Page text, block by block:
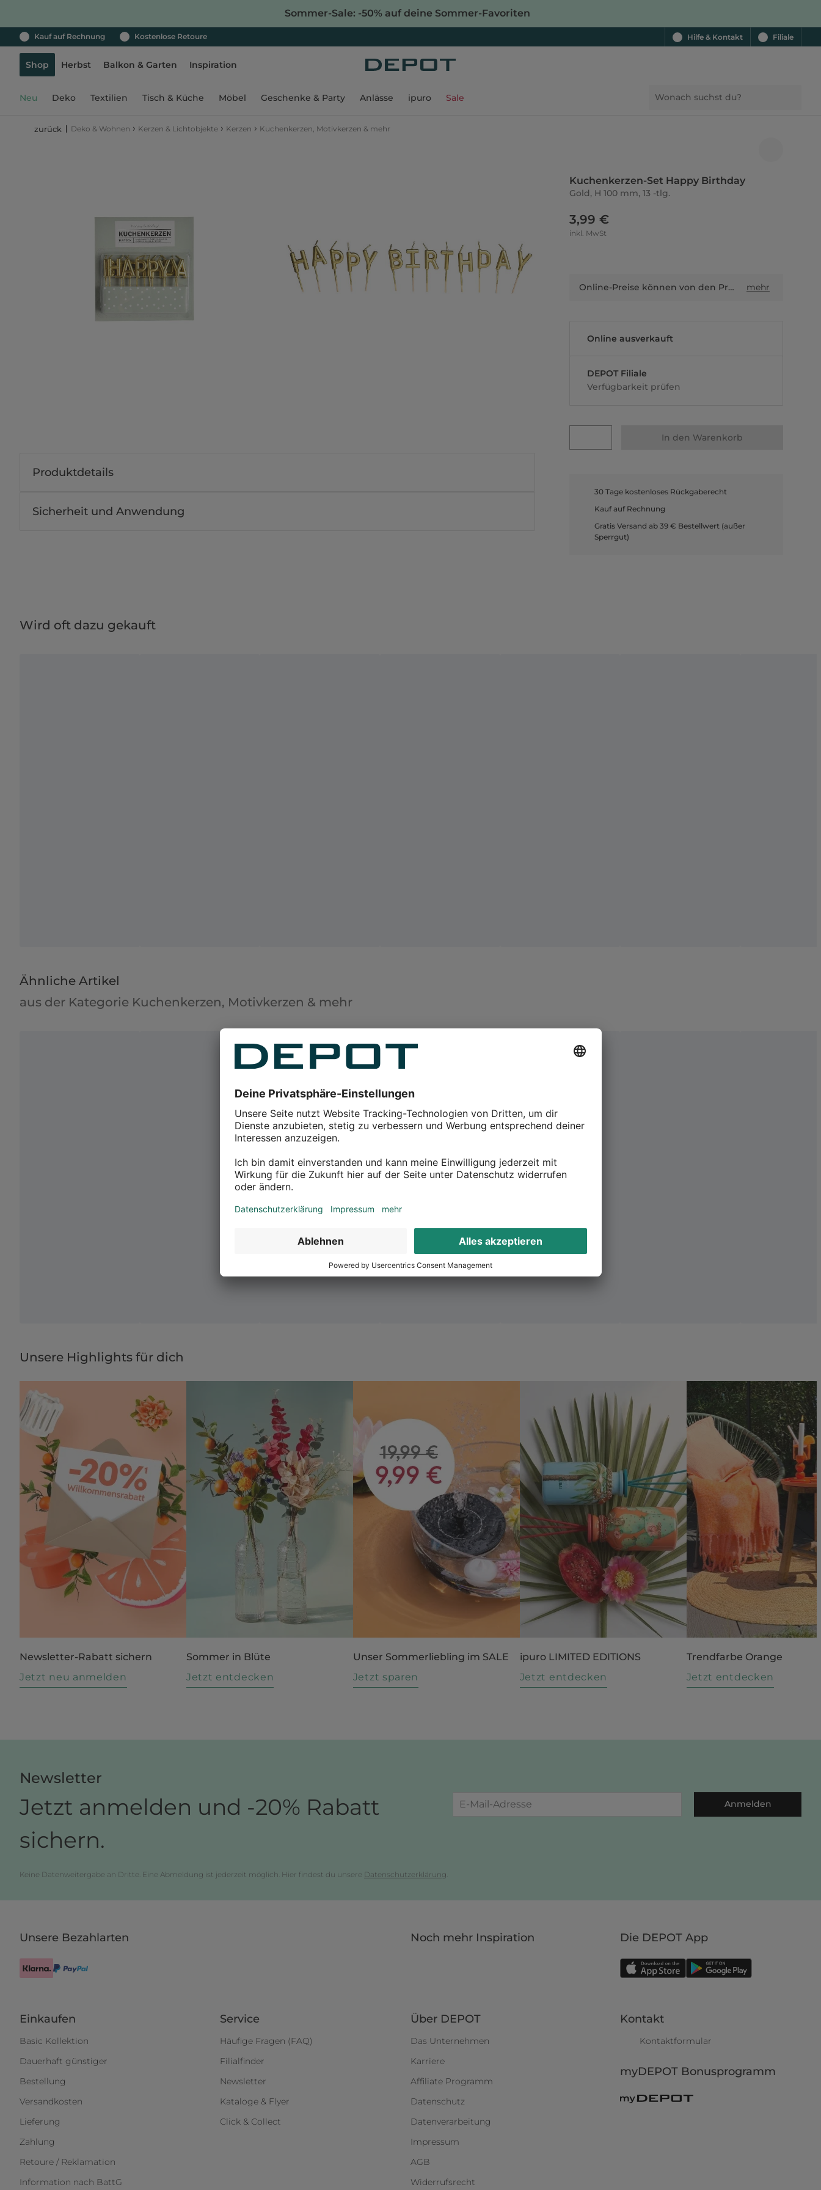
Sommer-Sale: -50% auf deine Sommer-Favoriten
Kauf auf Rechnung Kostenlose Retoure Hilfe & Kontakt Filiale
Shop Herbst Balkon & Garten Inspiration
Neu Deko Textilien Tisch & Küche Möbel Geschenke & Party Anlässe ipuro Sale
zurück Deko & Wohnen › Kerzen & Lichtobjekte › Kerzen › Kuchenkerzen, Motivkerzen & mehr
Kuchenkerzen-Set Happy Birthday
Gold, H 100 mm, 13 -tlg.
3,99 €
inkl. MwSt
Online-Preise können von den Preisen in Filialen sowie Shop-in-Shop-Flächen abweichen. mehr
Online ausverkauft
DEPOT Filiale
Verfügbarkeit prüfen
In den Warenkorb
30 Tage kostenloses Rückgaberecht
Kauf auf Rechnung
Gratis Versand ab 39 € Bestellwert (außer
Sperrgut)
Produktdetails
Sicherheit und Anwendung
Wird oft dazu gekauft
Ähnliche Artikel
aus der Kategorie Kuchenkerzen, Motivkerzen & mehr
Unsere Highlights für dich
Newsletter-Rabatt sichern
Jetzt neu anmelden
Sommer in Blüte
Jetzt entdecken
Unser Sommerliebling im SALE
Jetzt sparen
ipuro LIMITED EDITIONS
Jetzt entdecken
Trendfarbe Orange
Jetzt entdecken
Newsletter
Jetzt anmelden und -20% Rabatt
sichern.
Anmelden
Keine Datenweitergabe an Dritte. Eine Abmeldung ist jederzeit möglich. Hier findest du unsere Datenschutzerklärung.
Unsere Bezahlarten Noch mehr Inspiration Die DEPOT App
Einkaufen
Basic Kollektion
Dauerhaft günstiger
Bestellung
Versandkosten
Lieferung
Zahlung
Retoure / Reklamation
Information nach BattG
Service
Häufige Fragen (FAQ)
Filialfinder
Newsletter
Kataloge & Flyer
Click & Collect
Über DEPOT
Das Unternehmen
Karriere
Affiliate Programm
Datenschutz
Datenverarbeitung
Impressum
AGB
Widerrufsrecht
Kontakt
Kontaktformular
myDEPOT Bonusprogramm